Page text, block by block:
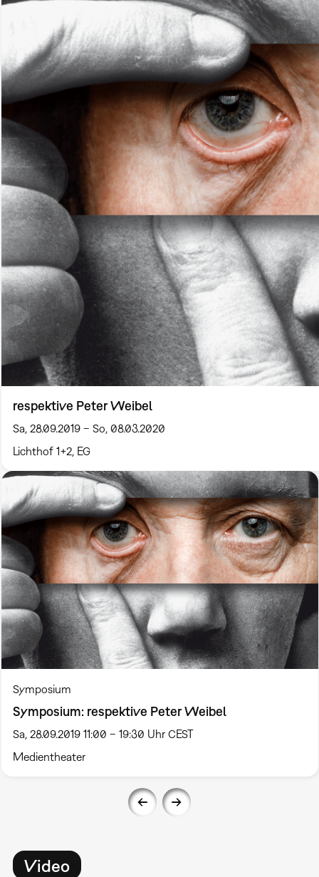
respektive Peter Weibel
Sa, 28.09.2019 – So, 08.03.2020
Lichthof 1+2, EG
Symposium
Symposium: respektive Peter Weibel
Sa, 28.09.2019 11:00 – 19:30 Uhr CEST
Medientheater
Video